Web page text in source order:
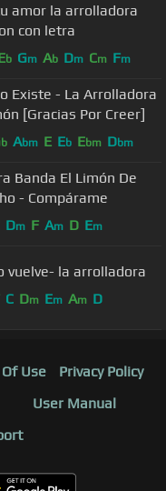
amor la arrolladora
con letra
b Gm Ab Dm Cm Fm
Existe - La Arrolladora
[Gracias Por Creer]
b Abm E Eb Ebm Dbm
Banda El Limón De
- Compárame
Dm F Am D Em
vuelve- la arrolladora
C Dm Em Am D
Use
Privacy Policy
User Manual